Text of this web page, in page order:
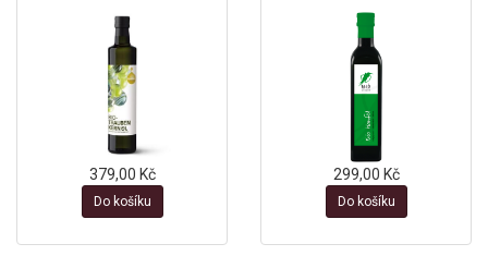
379,00 Kč
Do košíku
299,00 Kč
Do košíku